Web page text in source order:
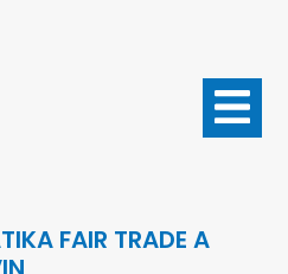
FAIR TRADE A